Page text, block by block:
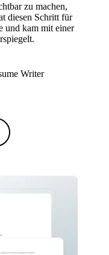
zu machen,
diesen Schritt für
und kam mit einer
Writer